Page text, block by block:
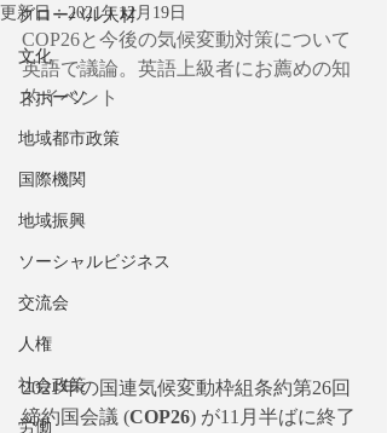
グローバル人材
文化
スポーツ
地域都市政策
国際機関
地域振興
ソーシャルビジネス
交流会
人権
社会政策
労働
更新日：2021年12月19日
COP26と今後の気候変動対策について
英語で議論。英語上級者にお薦めの知
的イベント
2021年の国連気候変動枠組条約第26回
締約国会議 (COP26) が11月半ばに終了